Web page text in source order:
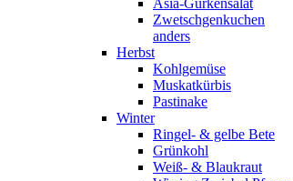
Asia-Gurkensalat
Zwetschgenkuchen
anders
Herbst
Kohlgemüse
Muskatkürbis
Pastinake
Winter
Ringel- & gelbe Bete
Grünkohl
Weiß- & Blaukraut